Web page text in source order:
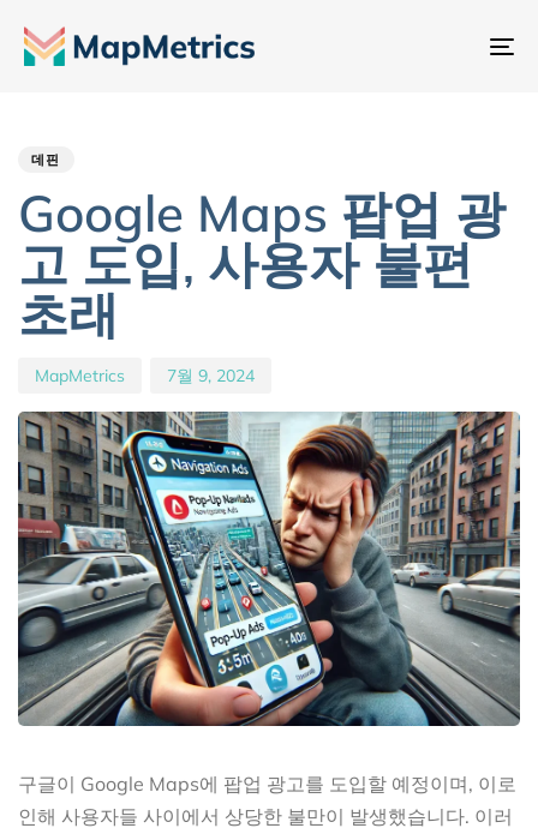
내
데핀
Google Maps 팝업 광
고 도입, 사용자 불편
초래
MapMetrics 7월 9, 2024
구글이 Google Maps에 팝업 광고를 도입할 예정이며, 이로
인해 사용자들 사이에서 상당한 불만이 발생했습니다. 이러